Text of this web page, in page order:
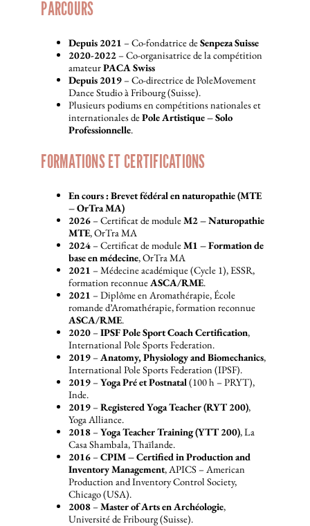
PARCOURS
Depuis 2021 – Co-fondatrice deSenpeza Suisse
2020-2022 – Co-organisatrice de la compétition
amateurPACA Swiss
Depuis 2019 – Co-directrice de PoleMovement
Dance Studio à Fribourg (Suisse).
Plusieurs podiums en compétitions nationales et
internationales dePole Artistique – Solo
Professionnelle.
FORMATIONS ET CERTIFICATIONS
En cours : Brevet fédéral en naturopathie (MTE
– OrTra MA)
2026 – Certificat de moduleM2 – Naturopathie
MTE, OrTra MA
2024 – Certificat de moduleM1 – Formation de
base en médecine, OrTra MA
2021 – Médecine académique (Cycle 1), ESSR,
formation reconnue ASCA/RME.
2021 – Diplôme en Aromathérapie, École
romande d’Aromathérapie, formation reconnue
ASCA/RME.
2020 –IPSF Pole Sport Coach Certification,
International Pole Sports Federation.
2019 – Anatomy, Physiology and Biomechanics,
International Pole Sports Federation (IPSF).
2019 –Yoga Pré et Postnatal (100 h – PRYT),
Inde.
2019 –Registered Yoga Teacher (RYT 200),
Yoga Alliance.
2018 –Yoga Teacher Training (YTT 200), La
Casa Shambala, Thaïlande.
2016 –CPIM – Certified in Production and
Inventory Management, APICS – American
Production and Inventory Control Society,
Chicago (USA).
2008 –Master of Arts en Archéologie,
Université de Fribourg (Suisse).